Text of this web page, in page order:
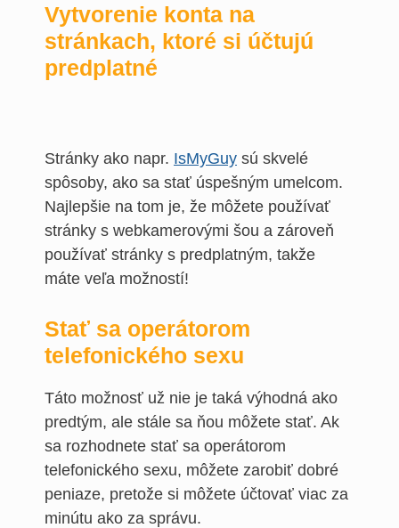
Vytvorenie konta na
stránkach, ktoré si účtujú
predplatné
Stránky ako napr. IsMyGuy sú skvelé
spôsoby, ako sa stať úspešným umelcom.
Najlepšie na tom je, že môžete používať
stránky s webkamerovými šou a zároveň
používať stránky s predplatným, takže
máte veľa možností!
Stať sa operátorom
telefonického sexu
Táto možnosť už nie je taká výhodná ako
predtým, ale stále sa ňou môžete stať. Ak
sa rozhodnete stať sa operátorom
telefonického sexu, môžete zarobiť dobré
peniaze, pretože si môžete účtovať viac za
minútu ako za správu.